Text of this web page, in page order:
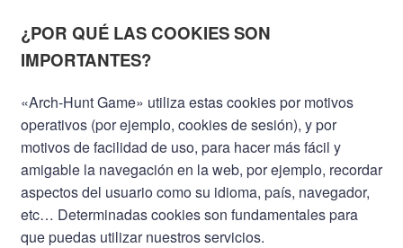
¿POR QUÉ LAS COOKIES SON
IMPORTANTES?
«Arch-Hunt Game» utiliza estas cookies por motivos
operativos (por ejemplo, cookies de sesión), y por
motivos de facilidad de uso, para hacer más fácil y
amigable la navegación en la web, por ejemplo, recordar
aspectos del usuario como su idioma, país, navegador,
etc… Determinadas cookies son fundamentales para
que puedas utilizar nuestros servicios.